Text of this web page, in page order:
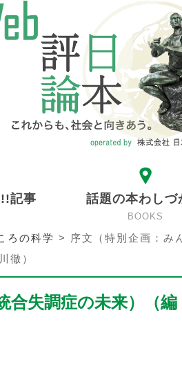
記事 話題の本わしづ
BOOKS
ろの科学 >
序文（特別企画：み
徹）
合失調症の未来）（